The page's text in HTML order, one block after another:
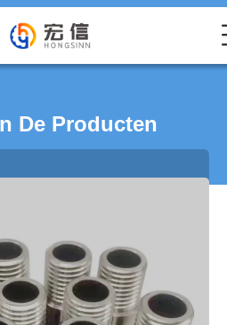
De Producten